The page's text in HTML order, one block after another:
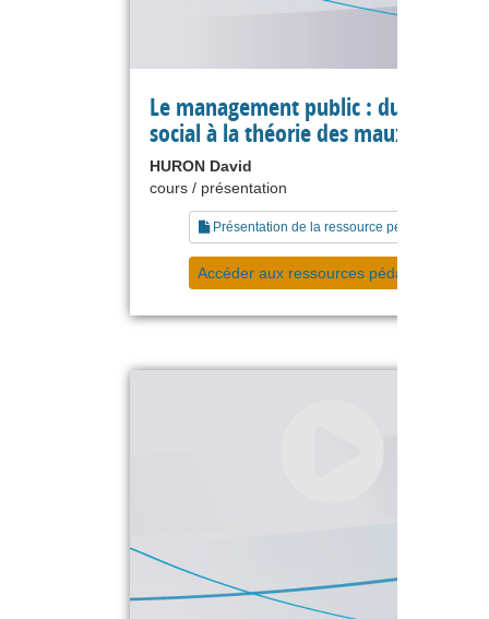
Le management public : du bien être
social à la théorie des maux publics
HURON David
cours / présentation
Présentation de la ressource pédagogique
Accéder aux ressources pédagogiques